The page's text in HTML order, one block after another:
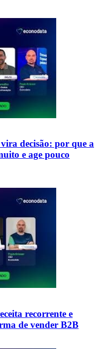
decisão: por que a
e age pouco
recorrente e
de vender B2B